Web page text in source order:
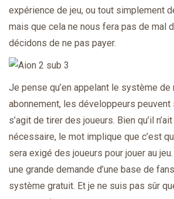
expérience de jeu, ou tout simplement
mais que cela ne nous fera pas de mal
décidons de ne pas payer.
Je pense qu’en appelant le système de
abonnement, les développeurs
s’agit de tirer des joueurs. Bien qu’il
nécessaire, le mot implique que c’est
sera exigé des joueurs pour jouer au
une grande demande d’une base de
système gratuit. Et je ne suis pas sûr